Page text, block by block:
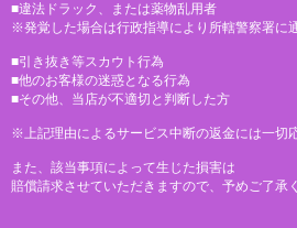
■違法ドラック、または薬物乱用者
※発覚した場合は行政指導により所轄警察署に
■引き抜き等スカウト行為
■他のお客様の迷惑となる行為
■その他、当店が不適切と判断した方
※上記理由によるサービス中断の返金には一切
また、該当事項によって生じた損害は
賠償請求させていただきますので、予めご了承